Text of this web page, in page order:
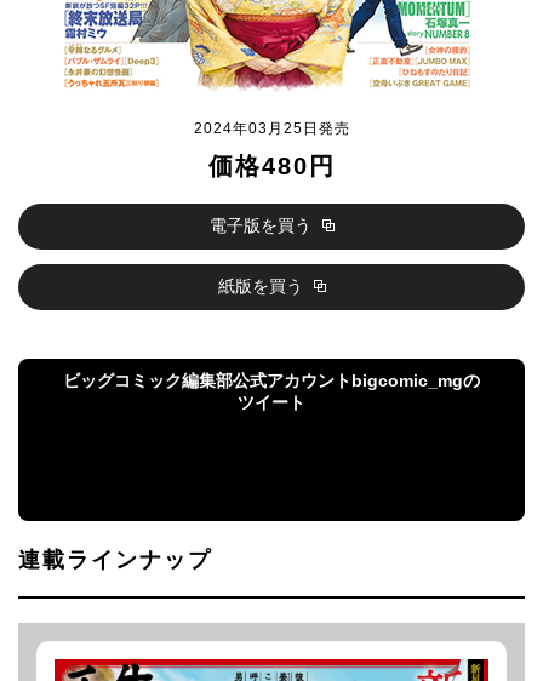
2024年03月25日発売
価格480円
電子版を買う
紙版を買う
ビッグコミック編集部公式アカウントbigcomic_mgの
ツイート
連載ラインナップ